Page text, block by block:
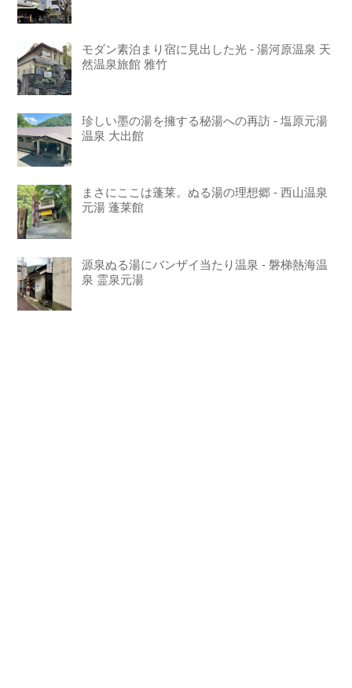
モダン素泊まり宿に見出した光 - 湯河原温泉 天
然温泉旅館 雅竹
珍しい墨の湯を擁する秘湯への再訪 - 塩原元湯
温泉 大出館
まさにここは蓬莱。ぬる湯の理想郷 - 西山温泉
元湯 蓬莱館
源泉ぬる湯にバンザイ当たり温泉 - 磐梯熱海温
泉 霊泉元湯